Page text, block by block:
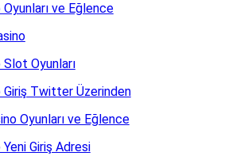
ve Eğlence
Oyunları
Giriş Twitter Üzerinden
Oyunları ve Eğlence
Giriş Adresi